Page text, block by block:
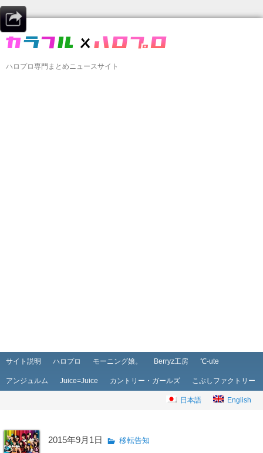
ハロプロ専門まとめニュースサイト
メインメニュー
メインコンテンツへ移動
サブコンテンツへ移動
サイト説明 ハロプロ モーニング娘。 Berryz工房 ℃-ute
アンジュルム Juice=Juice カントリー・ガールズ こぶしファクトリー
日本語 English
2015年9月1日 移転告知